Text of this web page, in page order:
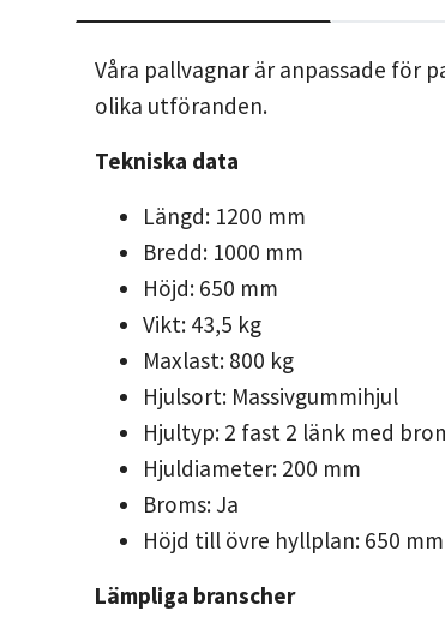
Våra pallvagnar är anpassade för
olika utföranden.
Tekniska data
Längd: 1200 mm
Bredd: 1000 mm
Höjd: 650 mm
Vikt: 43,5 kg
Maxlast: 800 kg
Hjulsort: Massivgummihjul
Hjultyp: 2 fast 2 länk med
Hjuldiameter: 200 mm
Broms: Ja
Höjd till övre hyllplan: 650 mm
Lämpliga branscher